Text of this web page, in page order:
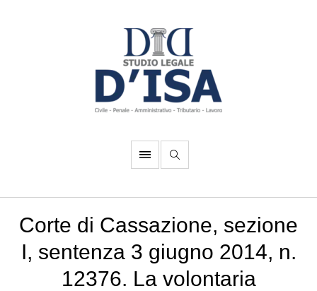
Corte di Cassazione, sezione
I, sentenza 3 giugno 2014, n.
12376. La volontaria